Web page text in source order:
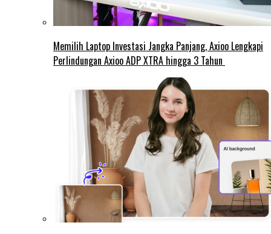
Memilih Laptop Investasi Jangka Panjang, Axioo Lengkapi
Perlindungan Axioo ADP XTRA hingga 3 Tahun